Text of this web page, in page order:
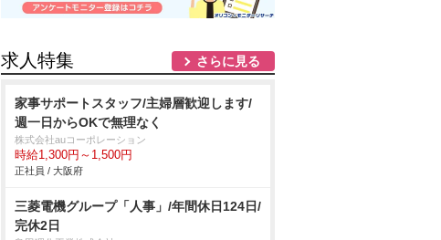
求人特集 さらに見る
家事サポートスタッフ/主婦層歓迎します/
週一日からOKで無理なく
株式会社auコーポレーション
時給1,300円～1,500円
正社員 / 大阪府
三菱電機グループ「人事」/年間休日124日/
完休2日